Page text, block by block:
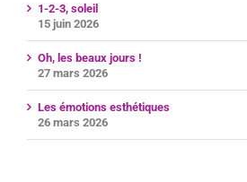
1-2-3, soleil
15 juin 2026
Oh, les beaux jours !
27 mars 2026
Les émotions esthétiques
26 mars 2026